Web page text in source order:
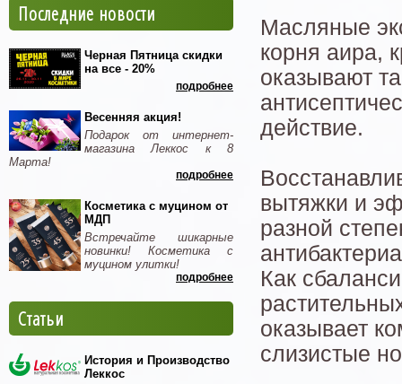
Последние новости
Черная Пятница скидки
на все - 20%
подробнее
Весенняя акция!
Подарок от интернет-
магазина Леккос к 8
Марта!
подробнее
Косметика с муцином от
МДП
Встречайте шикарные
новинки! Косметика с
муцином улитки!
подробнее
Статьи
История и Производство
Леккос
Масляные
корня аира,
оказывают
действие.
вытяжки и
разной
Как
оказывает
слизистые